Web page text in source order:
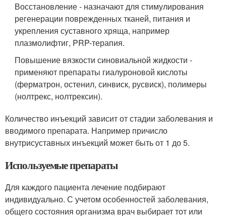
Восстановление - назначают для стимулирования
регенерации поврежденных тканей, питания и
укрепления суставного хряща, например
плазмолифтиг, PRP-терапия.
Повышение вязкости синовиальной жидкости -
применяют препараты гиалуроновой кислоты
(ферматрон, остенил, синвиск, русвиск), полимеры
(нолтрекс, нолтрексин).
Количество инъекций зависит от стадии заболевания и
вводимого препарата. Например причисло
внутрисуставных инъекций может быть от 1 до 5.
Используемые препараты
Для каждого пациента лечение подбирают
индивидуально. С учетом особенностей заболевания,
общего состояния организма врач выбирает тот или